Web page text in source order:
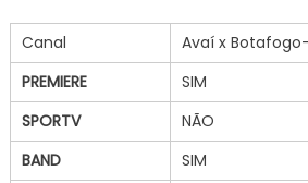
Canal
Avaí x
PREMIERE
SIM
SPORTV
NÃO
BAND
SIM